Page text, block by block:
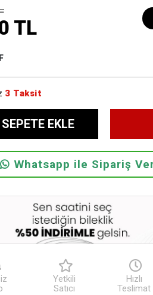
TL
3 Taksit
SEPETE EKLE
Whatsapp ile Sipariş
Yetkili
Satıcı
Hızlı
Teslimat